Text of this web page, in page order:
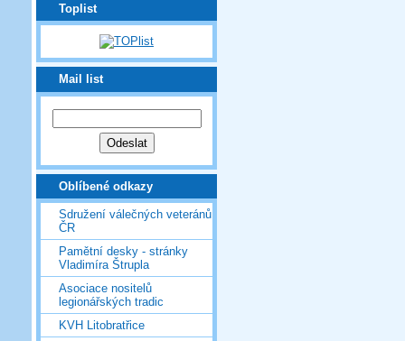
Toplist
Mail list
Oblíbené odkazy
Sdružení válečných veteránů
ČR
Pamětní desky - stránky
Vladimíra Štrupla
Asociace nositelů
legionářských tradic
KVH Litobratřice